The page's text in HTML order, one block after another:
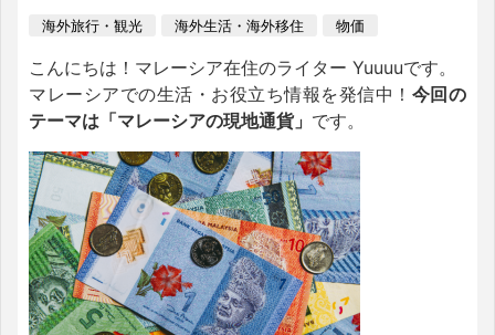
海外旅行・観光 海外生活・海外移住 物価
こんにちは！マレーシア在住のライター Yuuuuです。
マレーシアでの生活・お役立ち情報を発信中！ 今回の
テーマは「マレーシアの現地通貨」 です。